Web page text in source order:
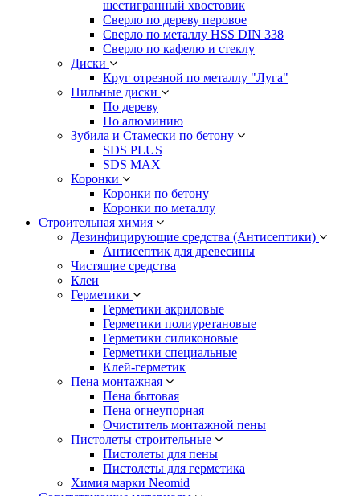
шестигранный хвостовик
Сверло по дереву перовое
Сверло по металлу HSS DIN 338
Сверло по кафелю и стеклу
Диски
Круг отрезной по металлу "Луга"
Пильные диски
По дереву
По алюминию
Зубила и Стамески по бетону
SDS PLUS
SDS MAX
Коронки
Коронки по бетону
Коронки по металлу
Строительная химия
Дезинфицирующие средства (Антисептики)
Антисептик для древесины
Чистящие средства
Клеи
Герметики
Герметики акриловые
Герметики полиуретановые
Герметики силиконовые
Герметики специальные
Клей-герметик
Пена монтажная
Пена бытовая
Пена огнеупорная
Очиститель монтажной пены
Пистолеты строительные
Пистолеты для пены
Пистолеты для герметика
Химия марки Neomid